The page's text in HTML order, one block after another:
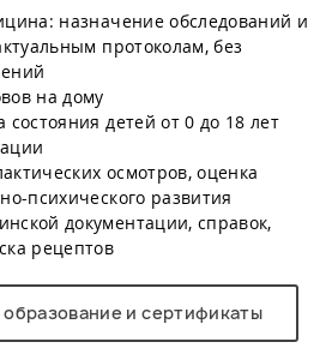
назначение обследований и
протоколам, без
на дому
состояния детей от 0 до 18 лет
осмотров, оценка
психического развития
документации, справок,
рецептов
и сертификаты